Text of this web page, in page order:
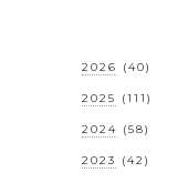
2026 (40)
2025 (111)
2024 (58)
2023 (42)